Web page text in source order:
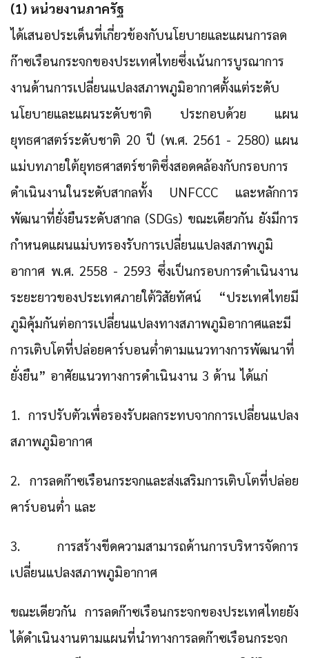
(1) หน่วยงานภาครัฐ
ได้เสนอประเด็นที่เกี่ยวข้องกับนโยบายและแผนการลด
ก๊าซเรือนกระจกของประเทศไทยซึ่งเน้นการบูรณาการ
งานด้านการเปลี่ยนแปลงสภาพภูมิอากาศตั้งแต่ระดับ
นโยบายและแผนระดับชาติ ประกอบด้วย แผน
ยุทธศาสตร์ระดับชาติ 20 ปี (พ.ศ. 2561 - 2580) แผน
แม่บทภายใต้ยุทธศาสตร์ชาติซึ่งสอดคล้องกับกรอบการ
ดำเนินงานในระดับสากลทั้ง UNFCCC และหลักการ
พัฒนาที่ยั่งยืนระดับสากล (SDGs) ขณะเดียวกัน ยังมีการ
กำหนดแผนแม่บทรองรับการเปลี่ยนแปลงสภาพภูมิ
อากาศ พ.ศ. 2558 - 2593 ซึ่งเป็นกรอบการดำเนินงาน
ระยะยาวของประเทศภายใต้วิสัยทัศน์ “ประเทศไทยมี
ภูมิคุ้มกันต่อการเปลี่ยนแปลงทางสภาพภูมิอากาศและมี
การเติบโตที่ปล่อยคาร์บอนต่ำตามแนวทางการพัฒนาที่
ยั่งยืน” อาศัยแนวทางการดำเนินงาน 3 ด้าน ได้แก่
1. การปรับตัวเพื่อรองรับผลกระทบจากการเปลี่ยนแปลง
สภาพภูมิอากาศ
2. การลดก๊าซเรือนกระจกและส่งเสริมการเติบโตที่ปล่อย
คาร์บอนต่ำ และ
3. การสร้างขีดความสามารถด้านการบริหารจัดการ
เปลี่ยนแปลงสภาพภูมิอากาศ
ขณะเดียวกัน การลดก๊าซเรือนกระจกของประเทศไทยยัง
ได้ดำเนินงานตามแผนที่นำทางการลดก๊าซเรือนกระจก